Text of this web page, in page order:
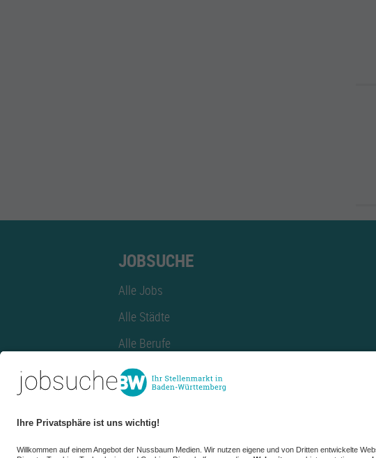
JOBSUCHE
Alle Jobs
Alle Städte
Alle Berufe
Alle Berufe nach Stadt
Alle Tätigkeitsbereiche
Alle Tätigkeitsbereiche nach Stadt
azubiBW.de